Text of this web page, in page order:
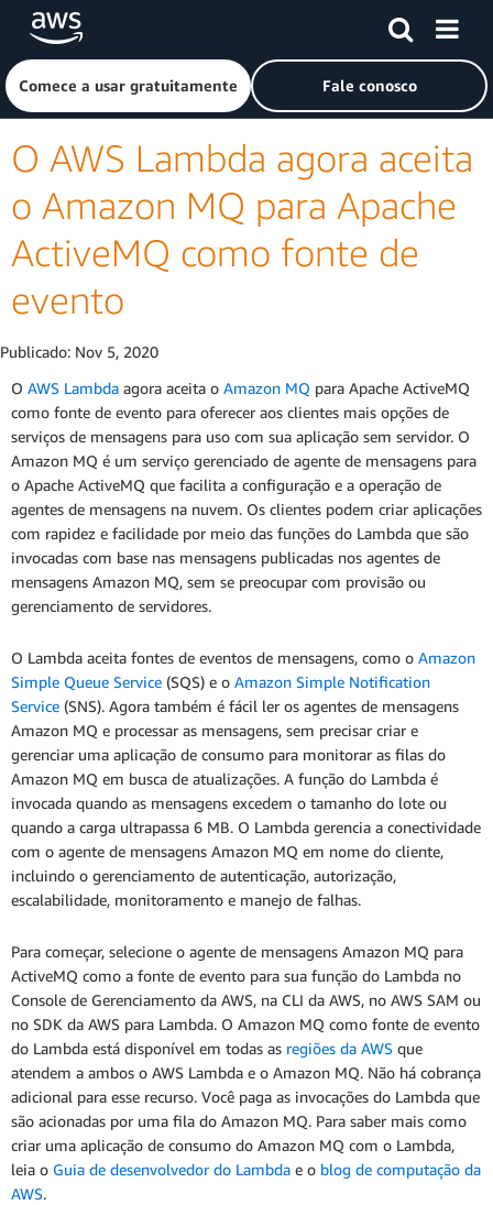
Pular para o conteúdo principal
Clique aqui para voltar à página inicial da Amazon Web
Comece a usar gratuitamente Fale conosco
O AWS Lambda agora aceita
o Amazon MQ para Apache
ActiveMQ como fonte de
evento
Publicado: Nov 5, 2020
O AWS Lambda agora aceita o Amazon MQ para Apache ActiveMQ
como fonte de evento para oferecer aos clientes mais opções de
serviços de mensagens para uso com sua aplicação sem servidor. O
Amazon MQ é um serviço gerenciado de agente de mensagens para
o Apache ActiveMQ que facilita a configuração e a operação de
agentes de mensagens na nuvem. Os clientes podem criar aplicações
com rapidez e facilidade por meio das funções do Lambda que são
invocadas com base nas mensagens publicadas nos agentes de
mensagens Amazon MQ, sem se preocupar com provisão ou
gerenciamento de servidores.
O Lambda aceita fontes de eventos de mensagens, como o Amazon
Simple Queue Service (SQS) e o Amazon Simple Notification
Service (SNS). Agora também é fácil ler os agentes de mensagens
Amazon MQ e processar as mensagens, sem precisar criar e
gerenciar uma aplicação de consumo para monitorar as filas do
Amazon MQ em busca de atualizações. A função do Lambda é
invocada quando as mensagens excedem o tamanho do lote ou
quando a carga ultrapassa 6 MB. O Lambda gerencia a conectividade
com o agente de mensagens Amazon MQ em nome do cliente,
incluindo o gerenciamento de autenticação, autorização,
escalabilidade, monitoramento e manejo de falhas.
Para começar, selecione o agente de mensagens Amazon MQ para
ActiveMQ como a fonte de evento para sua função do Lambda no
Console de Gerenciamento da AWS, na CLI da AWS, no AWS SAM ou
no SDK da AWS para Lambda. O Amazon MQ como fonte de evento
do Lambda está disponível em todas as regiões da AWS que
atendem a ambos o AWS Lambda e o Amazon MQ. Não há cobrança
adicional para esse recurso. Você paga as invocações do Lambda que
são acionadas por uma fila do Amazon MQ. Para saber mais como
criar uma aplicação de consumo do Amazon MQ com o Lambda,
leia o Guia de desenvolvedor do Lambda e o blog de computação da
AWS.